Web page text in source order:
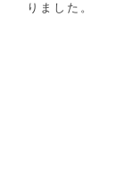
りました。